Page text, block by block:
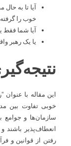
آیا تا به
خوب را
آیا شما فقط
یا یک رهبر
این مقاله با
خوبی تفاوت بین
سازمان‌ها و جوامع
انعطاف‌پذیر باشند
رفتن از قوانین و